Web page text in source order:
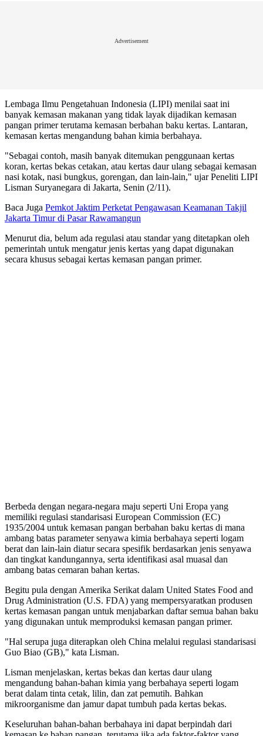
Advertisement
Lembaga Ilmu Pengetahuan Indonesia (LIPI) menilai saat ini
banyak kemasan makanan yang tidak layak dijadikan kemasan
pangan primer terutama kemasan berbahan baku kertas. Lantaran,
kemasan kertas mengandung bahan kimia berbahaya.
"Sebagai contoh, masih banyak ditemukan penggunaan kertas
koran, kertas bekas cetakan, atau kertas daur ulang sebagai kemasan
nasi kotak, nasi bungkus, gorengan, dan lain-lain," ujar Peneliti LIPI
Lisman Suryanegara di Jakarta, Senin (2/11).
Baca Juga Pemkot Jaktim Perketat Pengawasan Keamanan Takjil
Jakarta Timur di Pasar Rawamangun
Menurut dia, belum ada regulasi atau standar yang ditetapkan oleh
pemerintah untuk mengatur jenis kertas yang dapat digunakan
secara khusus sebagai kertas kemasan pangan primer.
Berbeda dengan negara-negara maju seperti Uni Eropa yang
memiliki regulasi standarisasi European Commission (EC)
1935/2004 untuk kemasan pangan berbahan baku kertas di mana
ambang batas parameter senyawa kimia berbahaya seperti logam
berat dan lain-lain diatur secara spesifik berdasarkan jenis senyawa
dan tingkat kandungannya, serta identifikasi asal muasal dan
ambang batas cemaran bahan kertas.
Begitu pula dengan Amerika Serikat dalam United States Food and
Drug Administration (U.S. FDA) yang mempersyaratkan produsen
kertas kemasan pangan untuk menjabarkan daftar semua bahan baku
yang digunakan untuk memproduksi kemasan pangan primer.
"Hal serupa juga diterapkan oleh China melalui regulasi standarisasi
Guo Biao (GB)," kata Lisman.
Lisman menjelaskan, kertas bekas dan kertas daur ulang
mengandung bahan-bahan kimia yang berbahaya seperti logam
berat dalam tinta cetak, lilin, dan zat pemutih. Bahkan
mikroorganisme dan jamur dapat tumbuh pada kertas bekas.
Keseluruhan bahan-bahan berbahaya ini dapat berpindah dari